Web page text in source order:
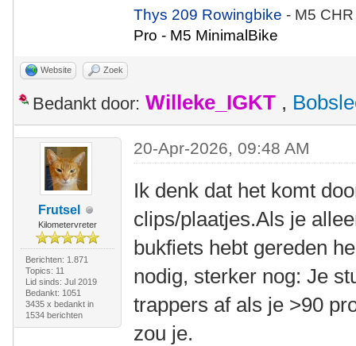
Thys 209 Rowingbike- M5
Pro - M5 MinimalBike
Website Zoek
Bedankt door: Willeke_IGKT ,
Frutsel
Kilometervreter
Berichten: 1.871
Topics: 11
Lid sinds: Jul 2019
Bedankt: 1051
3435 x bedankt in
1534 berichten
20-Apr-2026, 09:48 AM
Ik denk dat het komt
clips/plaatjes.Als je
bukfiets hebt gereden
nodig, sterker nog: Je
trappers af als je >90
zou je.